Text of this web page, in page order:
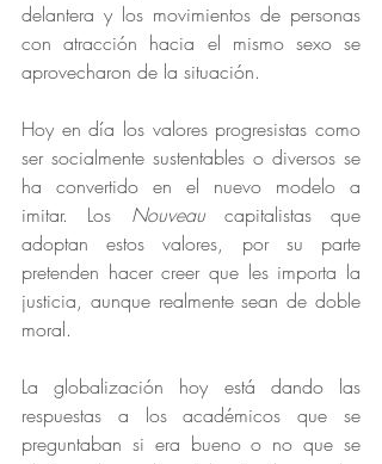
delantera y los movimientos de personas
con atracción hacia el mismo sexo se
aprovecharon de la situación.
Hoy en día los valores progresistas como
ser socialmente sustentables o diversos se
ha convertido en el nuevo modelo a
imitar. Los Nouveau capitalistas que
adoptan estos valores, por su parte
pretenden hacer creer que les importa la
justicia, aunque realmente sean de doble
moral.
La globalización hoy está dando las
respuestas a los académicos que se
preguntaban si era bueno o no que se